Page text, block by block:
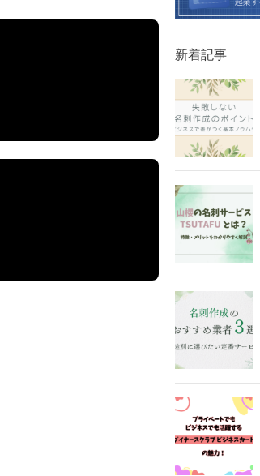
新着記事